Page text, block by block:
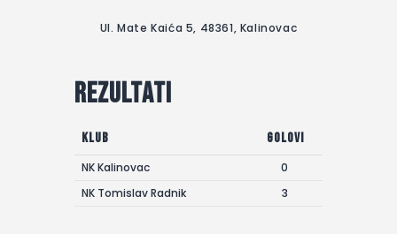
Ul. Mate Kaića 5, 48361, Kalinovac
Rezultati
Klub Golovi
NK Kalinovac
0
NK Tomislav Radnik
3